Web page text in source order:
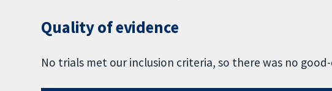
Quality of evidence
No trials met our inclusion criteria, so there was no